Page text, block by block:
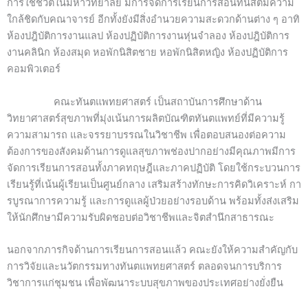
การใช้ชีวิตในมหาวิทยาลัย มีการจัดการเรียนการสอนที่นิสิตมีความ
ใกล้ชิดกับคณาจารย์ อีกทั้งยังมีสิ่งอำนวยความสะดวกด้านต่าง ๆ อาทิ
ห้องปฎิบัติการงานแลป ห้องปฏิบัติการงานหุ่นจำลอง ห้องปฎิบัติการ
งานคลินิก ห้องสมุด หอพักนิสิตชาย หอพักนิสิตหญิง ห้องปฏิบัติการ
คอมพิวเตอร์
คณะทันตแพทยศาสตร์ เป็นสถาบันการศึกษาด้าน
วิทยาศาสตร์สุขภาพที่มุ่งเน้นการผลิตบัณฑิตทันตแพทย์ที่มีความรู้
ความสามารถ และจรรยาบรรณในวิชาชีพ เพื่อตอบสนองต่อความ
ต้องการของสังคมด้านการดูแลสุขภาพช่องปากอย่างมีคุณภาพมีการ
จัดการเรียนการสอนทั้งภาคทฤษฎีและภาคปฏิบัติ โดยใช้กระบวนการ
เรียนรู้ที่เน้นผู้เรียนเป็นศูนย์กลาง เสริมสร้างทักษะการคิดวิเคราะห์ กา
รบูรณาการความรู้ และการดูแลผู้ป่วยอย่างรอบด้าน พร้อมทั้งส่งเสริม
ให้นักศึกษามีความรับผิดชอบต่อวิชาชีพและจิตสำนึกสาธารณะ
นอกจากภารกิจด้านการเรียนการสอนแล้ว คณะยังให้ความสำคัญกับ
การวิจัยและนวัตกรรมทางทันตแพทยศาสตร์ ตลอดจนการบริการ
วิชาการแก่ชุมชน เพื่อพัฒนาระบบสุขภาพของประเทศอย่างยั่งยืน